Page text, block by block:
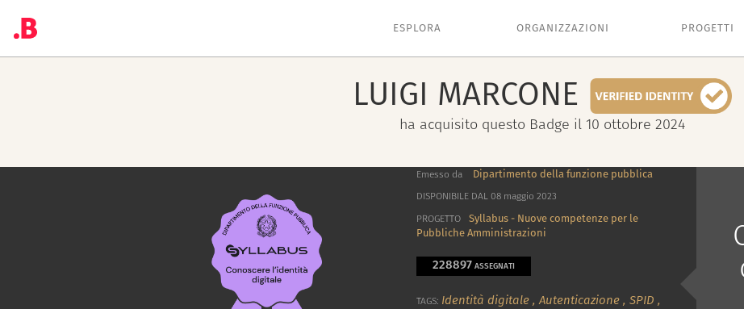
ESPLORA ORGANIZZAZIONI PROGETTI
LUIGI MARCONE
ha acquisito questo Badge il 10 ottobre 2024
Emesso da Dipartimento della funzione pubblica
DISPONIBILE DAL 08 maggio 2023
PROGETTO
Syllabus - Nuove competenze per le
Pubbliche Amministrazioni
228897 ASSEGNATI
TAGS: Identità digitale ,Autenticazione ,SPID ,